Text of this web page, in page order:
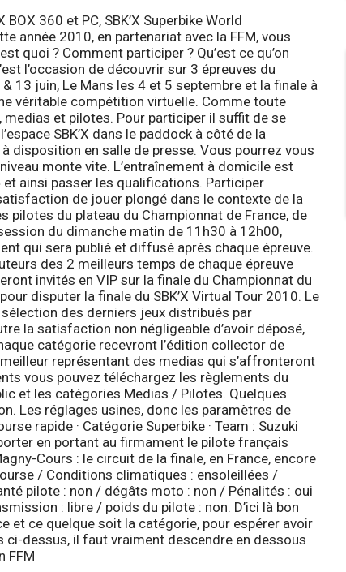
BOX 360 et PC, SBK’X Superbike World
année 2010, en partenariat avec la FFM, vous
quoi ? Comment participer ? Qu’est ce qu’on
l’occasion de découvrir sur 3 épreuves du
& 13 juin, Le Mans les 4 et 5 septembre et la finale à
véritable compétition virtuelle. Comme toute
et pilotes. Pour participer il suffit de se
SBK’X dans le paddock à côté de la
disposition en salle de presse. Vous pourrez vous
monte vite. L’entraînement à domicile est
et ainsi passer les qualifications. Participer
de jouer plongé dans le contexte de la
pilotes du plateau du Championnat de France, de
du dimanche matin de 11h30 à 12h00,
qui sera publié et diffusé après chaque épreuve.
des 2 meilleurs temps de chaque épreuve
invités en VIP sur la finale du Championnat du
disputer la finale du SBK’X Virtual Tour 2010. Le
des derniers jeux distribués par
la satisfaction non négligeable d’avoir déposé,
catégorie recevront l’édition collector de
représentant des medias qui s’affronteront
vous pouvez téléchargez les règlements du
et les catégories Medias / Pilotes. Quelques
Les réglages usines, donc les paramètres de
rapide · Catégorie Superbike · Team : Suzuki
en portant au firmament le pilote français
Cours : le circuit de la finale, en France, encore
/ Conditions climatiques : ensoleillées /
pilote : non / dégâts moto : non / Pénalités : oui
: libre / poids du pilote : non. D’ici là bon
et ce quelque soit la catégorie, pour espérer avoir
ci-dessus, il faut vraiment descendre en dessous
FFM